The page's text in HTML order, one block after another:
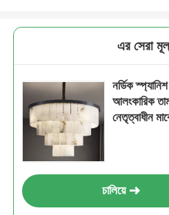
এর সেরা
নর্ডিক
আলংকারিক
নেতৃত্বাধীন
চালিয়ে